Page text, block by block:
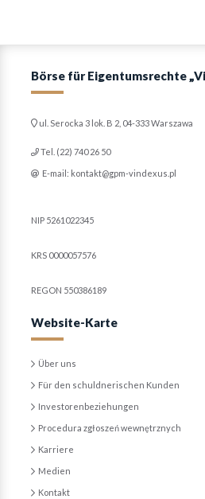
Börse für Eigentumsrechte
ul. Serocka 3 lok. B 2, 04-333 Warszawa
Tel. (22) 740 26 50
E-mail: kontakt@gpm-vindexus.pl
NIP 5261022345
KRS 0000057576
REGON 550386189
Website-Karte
Über uns
Für den schuldnerischen Kunden
Investorenbeziehungen
Procedura zgłoszeń wewnętrznych
Karriere
Medien
Kontakt